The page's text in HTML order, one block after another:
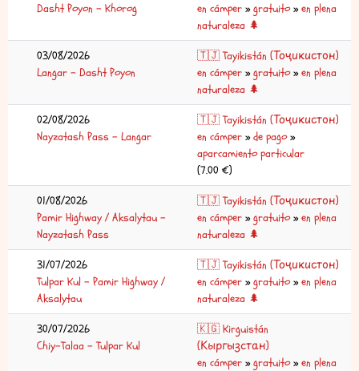
Dasht Poyon – Khorog
en cámper »gratuito»en plena
naturaleza 🌲
03/08/2026
Langar – Dasht Poyon
🇹🇯 Tayikistán (Тоҷикистон)
en cámper »gratuito»en plena
naturaleza 🌲
02/08/2026
Nayzatash Pass – Langar
🇹🇯 Tayikistán (Тоҷикистон)
en cámper »de pago»
aparcamiento particular
(7.00 €)
01/08/2026
Pamir Highway / Aksalytau –
Nayzatash Pass
🇹🇯 Tayikistán (Тоҷикистон)
en cámper »gratuito»en plena
naturaleza 🌲
31/07/2026
Tulpar Kul – Pamir Highway /
Aksalytau
🇹🇯 Tayikistán (Тоҷикистон)
en cámper »gratuito»en plena
naturaleza 🌲
30/07/2026
Chiy-Talaa – Tulpar Kul
🇰🇬 Kirguistán
(Кыргызстан)
en cámper »gratuito»en plena